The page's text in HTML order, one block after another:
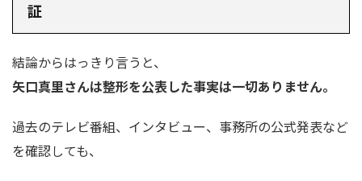
証
結論からはっきり言うと、
矢口真里さんは整形を公表した事実は一切ありません。
過去のテレビ番組、インタビュー、事務所の公式発表など
を確認しても、